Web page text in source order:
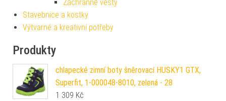
Záchranné vesty
Stavebnice a kostky
Výtvarné a kreativní potřeby
Produkty
chlapecké zimní boty šněrovací HUSKY1 GTX,
Superfit, 1-000048-8010, zelená - 28
1 309 Kč